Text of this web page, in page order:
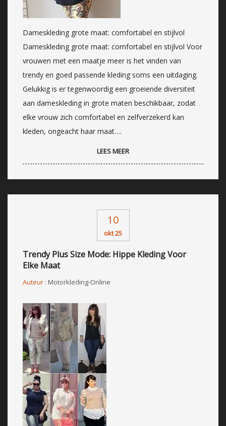
Dameskleding grote maat: comfortabel en stijlvol
Dameskleding grote maat: comfortabel en stijlvol Voor
vrouwen met een maatje meer is het vinden van
trendy en goed passende kleding soms een uitdaging.
Gelukkig is er tegenwoordig een groeiende diversiteit
aan dameskleding in grote maten beschikbaar, zodat
elke vrouw zich comfortabel en zelfverzekerd kan
kleden, ongeacht haar maat….
LEES MEER
10
okt 25
Trendy Plus Size Mode: Hippe Kleding Voor
Elke Maat
Auteur : Motorkleding-Online